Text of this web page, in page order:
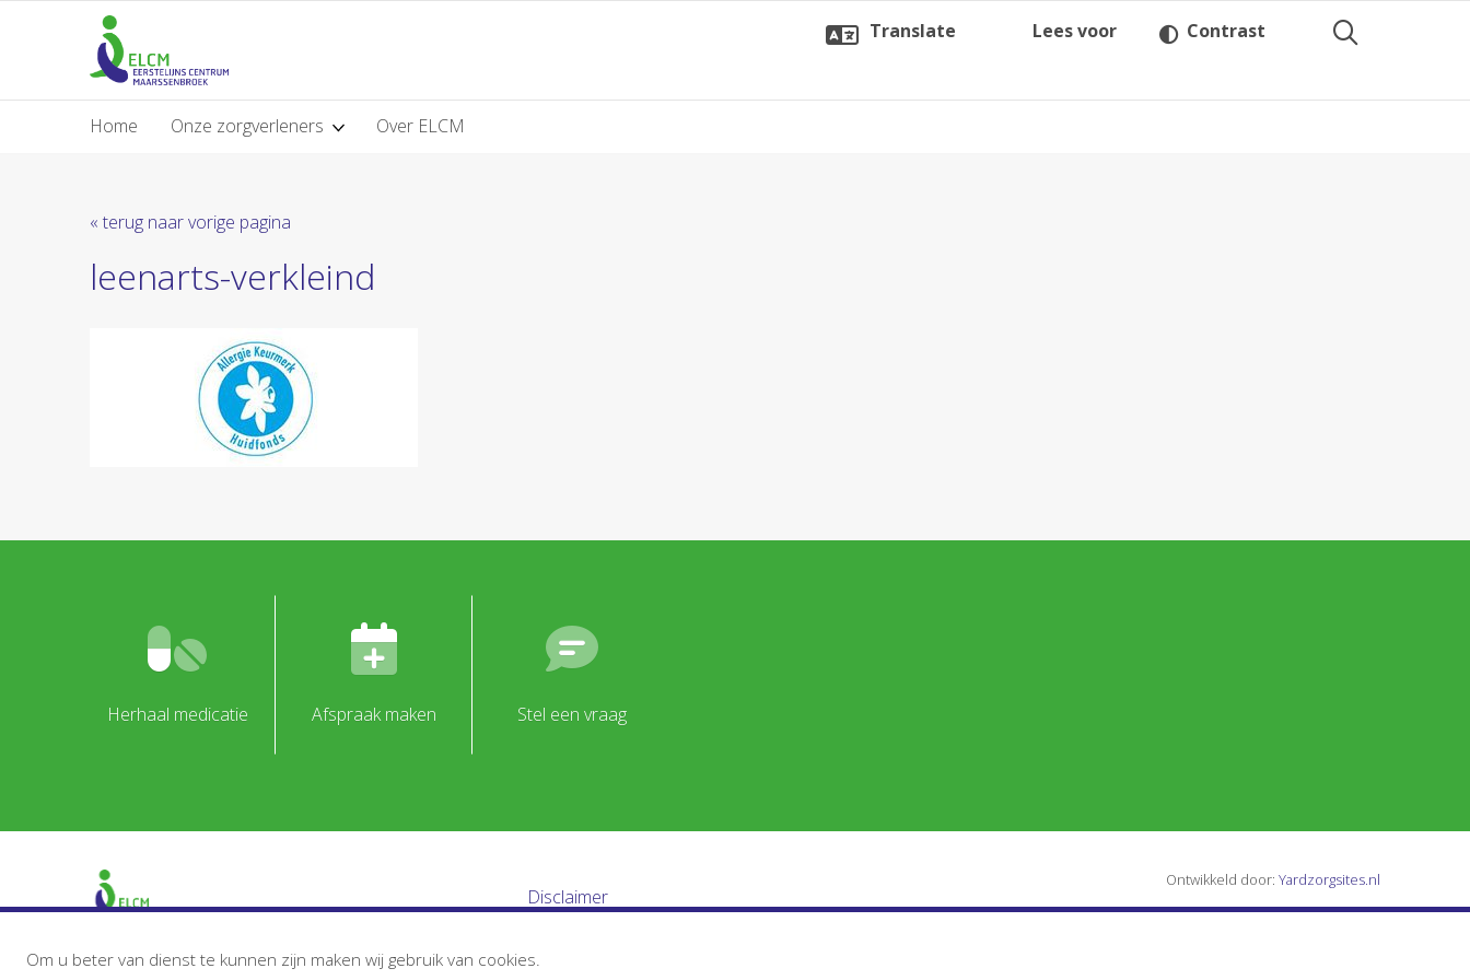
Translate Lees voor Contrast
Home Onze zorgverleners Over ELCM
« terug naar vorige pagina
leenarts-verkleind
Herhaal medicatie Afspraak maken Stel een vraag
Disclaimer
Ontwikkeld door: Yardzorgsites.nl
Om u beter van dienst te kunnen zijn maken wij gebruik van cookies.